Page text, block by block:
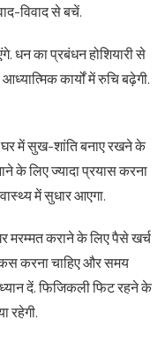
विवाद से बचें.
धन का प्रबंधन होशियारी से
कार्यों में रुचि बढ़ेगी.
घर में सुख-शांति बनाए रखने के
के लिए ज्यादा प्रयास करना
में सुधार आएगा.
मरम्मत कराने के लिए पैसे खर्च
करना चाहिए और समय
दें. फिजिकली फिट रहने के
रहेगी.